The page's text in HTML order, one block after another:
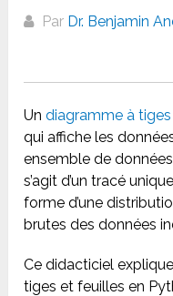
Par Dr. Benjamin
Undiagramme à
qui affiche les
ensemble de
s’agit d’un tracé
forme d’une
brutes des données
Ce didacticiel
tiges et feuilles en